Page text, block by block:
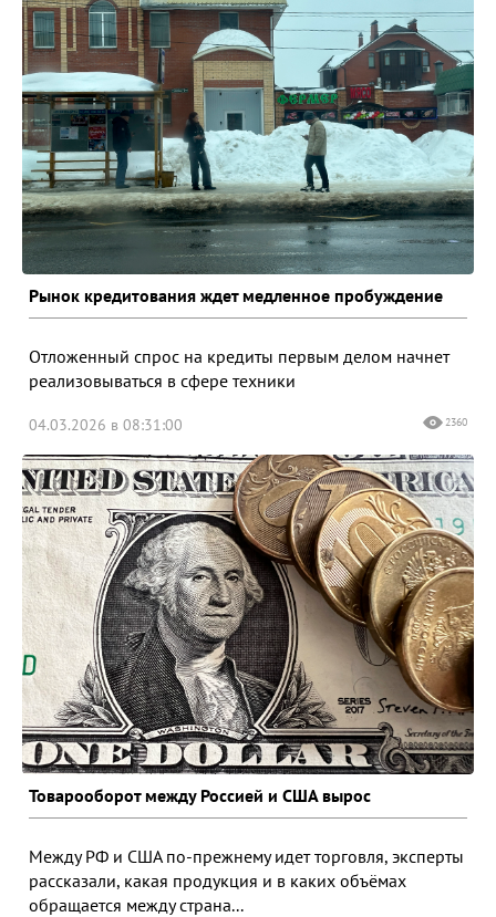
Рынок кредитования ждет медленное пробуждение
Отложенный спрос на кредиты первым делом начнет
реализовываться в сфере техники
04.03.2026 в 08:31:00 2360
Товарооборот между Россией и США вырос
Между РФ и США по-прежнему идет торговля, эксперты
рассказали, какая продукция и в каких объёмах
обращается между страна...